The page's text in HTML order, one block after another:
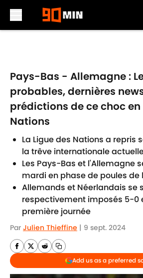
Pays-Bas - Allemagne :
probables, dernières
prédictions de ce choc en
Nations
La Ligue des Nations a repris
la trêve internationale
Les Pays-Bas et l'Allemagne
mardi en phase de poules
Allemands et Néerlandais se
respectivement imposés 5-0
première journée
Par Julien Thieffine | 9 sept. 2024
Add us as a preferred